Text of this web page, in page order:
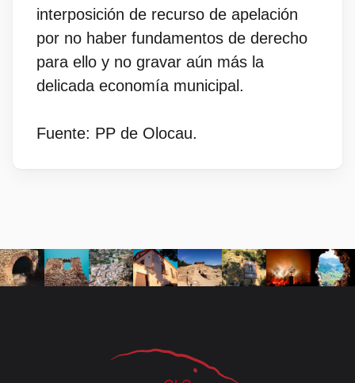
interposición de recurso de apelación
por no haber fundamentos de derecho
para ello y no gravar aún más la
delicada economía municipal.
Fuente: PP de Olocau.